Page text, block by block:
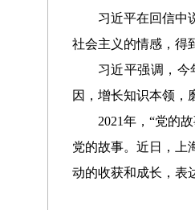
习近平在回信中
社会主义的情感，得
习近平强调，今
因，增长知识本领，
2021年，“党的
党的故事。近日，上
动的收获和成长，表